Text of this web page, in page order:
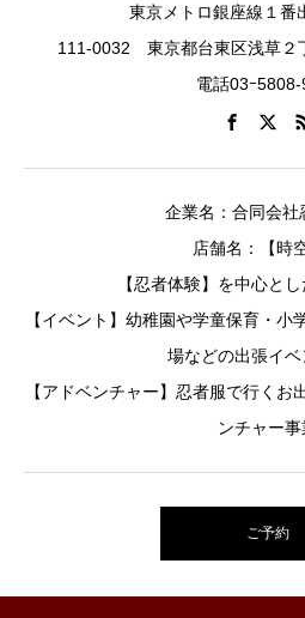
東京メトロ銀座線１番
111-0032 東京都台東区浅草
電話03ｰ
企業名：合同会社
店舗名：【時
【忍者体験】を中心と
【イベント】幼稚園や学童保育・
場などの出張イ
【アドベンチャー】忍者服で行く
ンチャー事
ご予約